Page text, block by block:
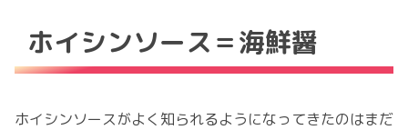
ホイシンソース＝海鮮醤
ホイシンソースがよく知られるようになってきたのはまだ